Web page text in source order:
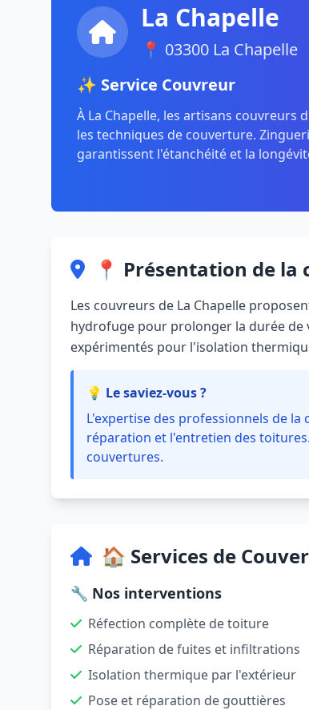
La Chapelle
📍 03300 La Chapelle
✨ Service Couvreur
À La Chapelle, les artisans couvreurs
les techniques de couverture.
garantissent l'étanchéité et la
📍 Présentation de la
Les couvreurs de La Chapelle
hydrofuge pour prolonger la durée de
expérimentés pour l'isolation
💡 Le saviez-vous ?
L'expertise des professionnels de
réparation et l'entretien des
couvertures.
🏠 Services de
🔧 Nos interventions
Réfection complète de toiture
Réparation de fuites et infiltrations
Isolation thermique par l'extérieur
Pose et réparation de gouttières